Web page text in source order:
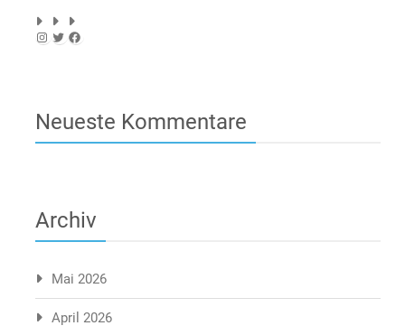
Instagram
TwitterFacebook
Neueste Kommentare
Archiv
Mai 2026
April 2026